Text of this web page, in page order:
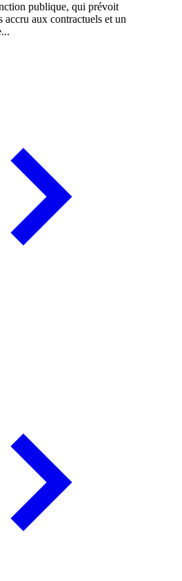
publique, qui prévoit
accru aux contractuels et un